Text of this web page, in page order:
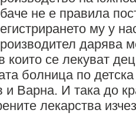
не е правила
му у
дарява
които се лекуват
болница по
Варна. И така до
лекарства